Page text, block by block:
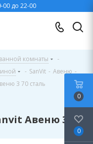
00 до 22-00
комнаты
-
- SanVit - Авеню -
3 70 сталь
Авеню 3 70
0
0